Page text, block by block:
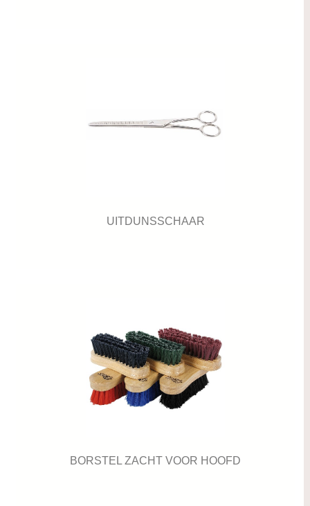
UITDUNSSCHAAR
BORSTEL ZACHT VOOR HOOFD